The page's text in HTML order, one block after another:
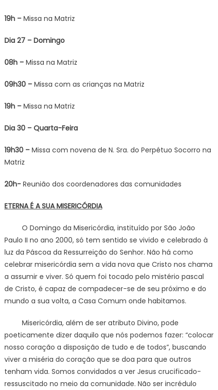
19h – Missa na Matriz
Dia 27 – Domingo
08h – Missa na Matriz
09h30 – Missa com as crianças na Matriz
19h – Missa na Matriz
Dia 30 – Quarta-Feira
19h30 – Missa com novena de N. Sra. do Perpétuo Socorro na
Matriz
20h- Reunião dos coordenadores das comunidades
ETERNA É A SUA MISERICÓRDIA
O Domingo da Misericórdia, instituído por São João
Paulo II no ano 2000, só tem sentido se vivido e celebrado à
luz da Páscoa da Ressurreição do Senhor. Não há como
celebrar misericórdia sem a vida nova que Cristo nos chama
a assumir e viver. Só quem foi tocado pelo mistério pascal
de Cristo, é capaz de compadecer-se de seu próximo e do
mundo a sua volta, a Casa Comum onde habitamos.
Misericórdia, além de ser atributo Divino, pode
poeticamente dizer daquilo que nós podemos fazer: “colocar
nosso coração a disposição de tudo e de todos”, buscando
viver a miséria do coração que se doa para que outros
tenham vida. Somos convidados a ver Jesus crucificado-
ressuscitado no meio da comunidade. Não ser incrédulo